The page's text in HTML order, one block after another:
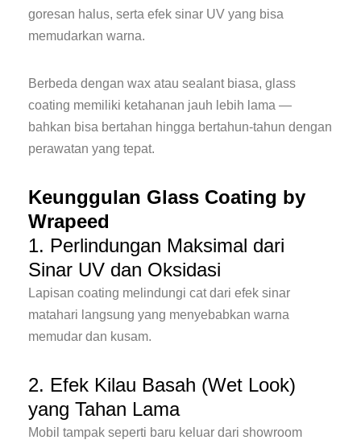
goresan halus, serta efek sinar UV yang bisa
memudarkan warna.
Berbeda dengan wax atau sealant biasa, glass
coating memiliki ketahanan jauh lebih lama —
bahkan bisa bertahan hingga bertahun-tahun dengan
perawatan yang tepat.
Keunggulan Glass Coating by
Wrapeed
1. Perlindungan Maksimal dari
Sinar UV dan Oksidasi
Lapisan coating melindungi cat dari efek sinar
matahari langsung yang menyebabkan warna
memudar dan kusam.
2. Efek Kilau Basah (Wet Look)
yang Tahan Lama
Mobil tampak seperti baru keluar dari showroom